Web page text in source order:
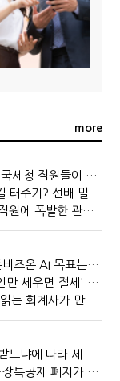
more
"본청은 원래 힘들다?"…국세청 직원들이 떠나는 이유
국세청 조기명퇴…후배 길 터주기? 선배 밀어내기?
"한 번만 더 건드려봐"…직원에 폭발한 관세청장, 왜?
세법에서 노무까지…더존비즈온 AI 목표는 '전문가의 시간'
"연예인 1인 기획사, '법인만 세우면 절세' 시대 끝났다"
사람 읽는 세무사와 세법 읽는 회계사가 만나면?
상속주택 '누가, 어떻게' 받느냐에 따라 세금이 달라진다
노후자금까지 세금으로…장특공제 폐지가 부를 조세의 역설